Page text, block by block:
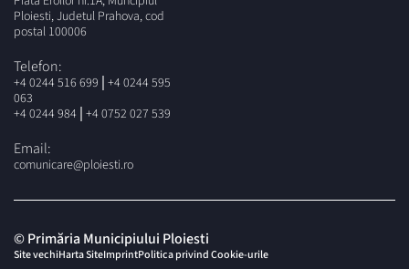
Ploiesti, Judetul Prahova, cod
postal 100006
Telefon:
+4 0244 516 699 | +4 0244 595
063
+4 0244 984 | +4 0752 027 539
Email:
comunicare@ploiesti.ro
© Primăria Municipiului Ploiesti
Site vechiHarta SiteImprintPolitica privind Cookie-urile